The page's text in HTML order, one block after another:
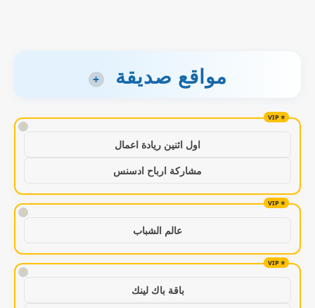
مواقع صديقة +
!
اول اثنين ريادة اعمال
مشاركة ارباح ادسنس
!
عالم الشباب
!
باقة باك لينك